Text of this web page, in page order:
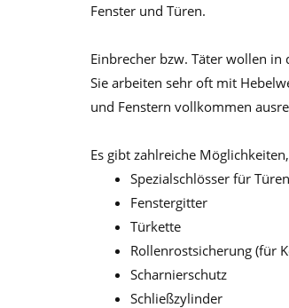
Fenster und Türen.
Einbrecher bzw. Täter wollen
Sie arbeiten sehr oft mit
und Fenstern vollkommen
Es gibt zahlreiche
Spezialschlösser für
Fenstergitter
Türkette
Rollenrostsicherung (für
Scharnierschutz
Schließzylinder